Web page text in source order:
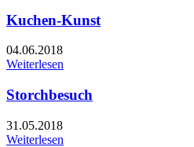
Kuchen-Kunst
04.06.2018
Weiterlesen
Storchbesuch
31.05.2018
Weiterlesen